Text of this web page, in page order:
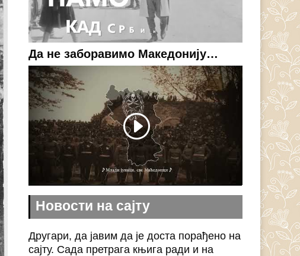
Да не заборавимо Македонију…
Новости на сајту
Другари, да јавим да је доста порађено на
сајту. Сада претрага књига ради и на